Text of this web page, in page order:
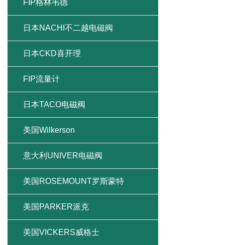
FIP格林韦德
日本NACHI不二越电磁阀
日本CKD喜开理
FIP流量计
日本TACO电磁阀
美国Wilkerson
意大利UNIVER电磁阀
美国ROSEMOUNT罗斯蒙特
美国PARKER派克
美国VICKERS威格士